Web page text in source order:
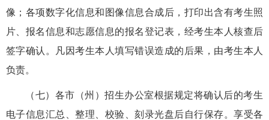
像；各项数字化信息和图像信息合成后，打印出含有考生照
片、报名信息和志愿信息的报名登记表，经考生本人核查后
签字确认。凡因考生本人填写错误造成的后果，由考生本人
负责。
（七）各市（州）招生办公室根据规定将确认后的考生
电子信息汇总、整理、校验、刻录光盘后自行保存。享受各